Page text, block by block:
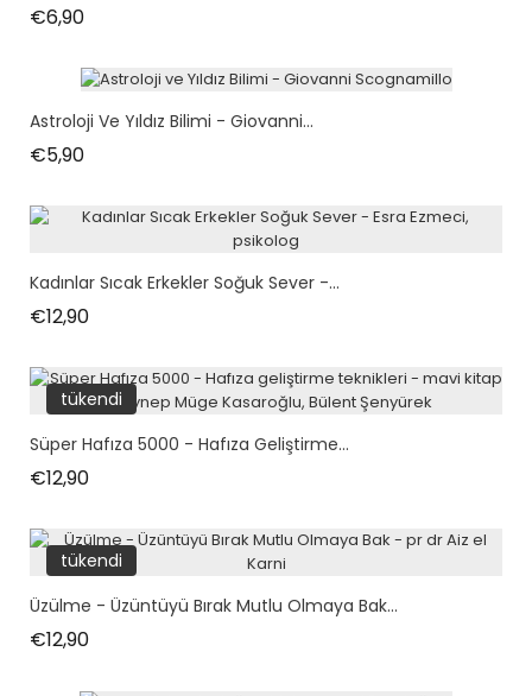
€6,90Fiyat
Astroloji Ve Yıldız Bilimi - Giovanni...
€5,90Fiyat
Kadınlar Sıcak Erkekler Soğuk Sever -...
€12,90Fiyat
tükendi
Süper Hafıza 5000 - Hafıza Geliştirme...
€12,90Fiyat
tükendi
Üzülme - Üzüntüyü Bırak Mutlu Olmaya Bak...
€12,90Fiyat